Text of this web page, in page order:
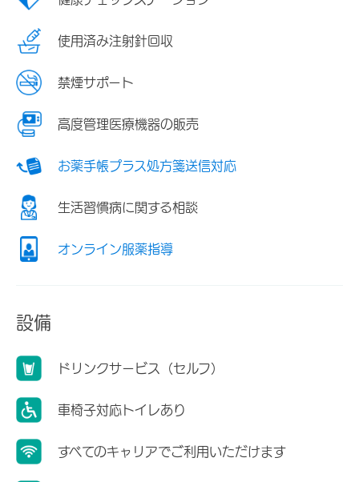
使用済み注射針回収
禁煙サポート
高度管理医療機器の販売
お薬手帳プラス処方箋送信対応
生活習慣病に関する相談
オンライン服薬指導
設備
ドリンクサービス（セルフ）
車椅子対応トイレあり
すべてのキャリアでご利用いただけます